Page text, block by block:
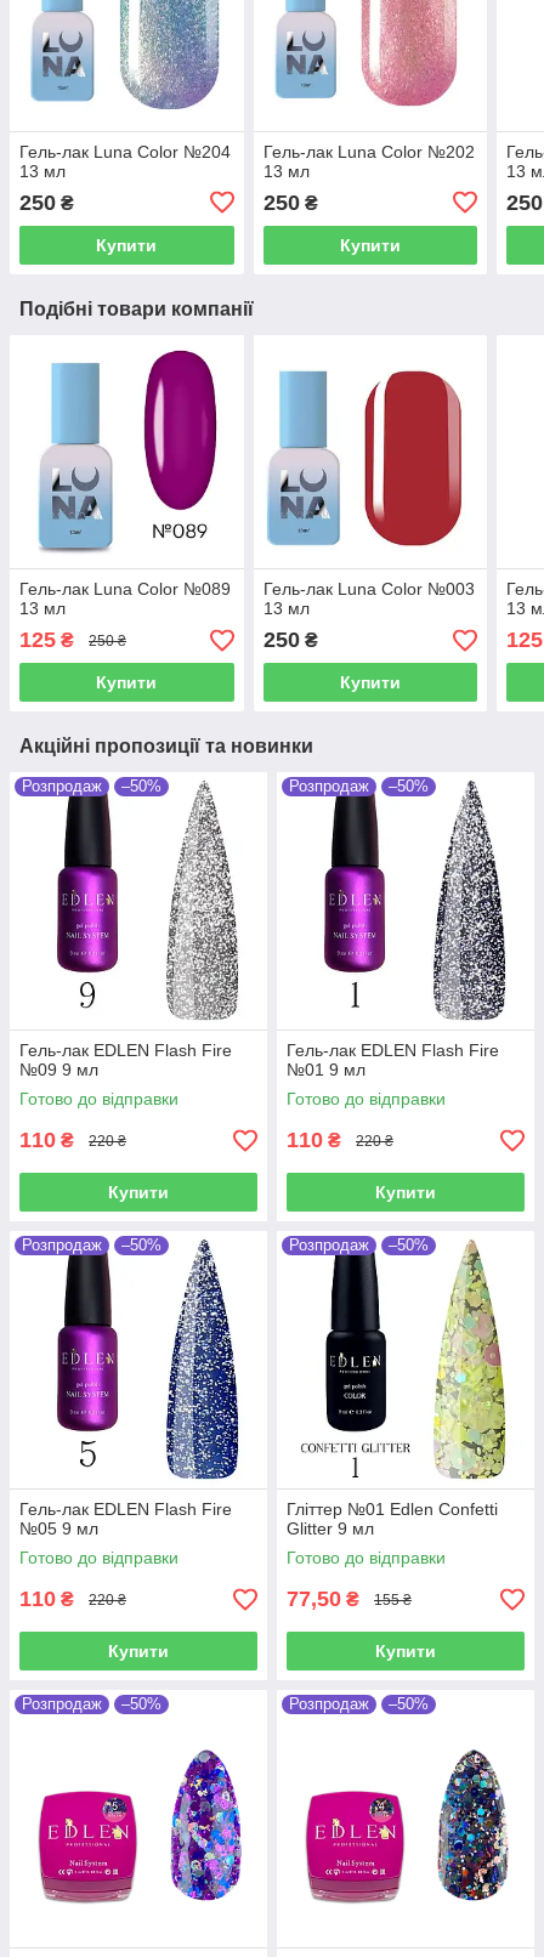
Гель-лак Luna Color №204
13 мл
250 ₴
Купити
Гель-лак Luna Color №202
13 мл
250₴
Купити
13
250
Подібні товари компанії
Гель-лак Luna Color №089
13 мл
125 ₴ 250 ₴
Купити
Гель-лак Luna Color №003
13 мл
250₴
Купити
13
125
Акційні пропозиції та новинки
Розпродаж –50%
Гель-лак EDLEN Flash Fire
№09 9 мл
Готово до відправки
110 ₴ 220 ₴
Купити
Розпродаж –50%
Гель-лак EDLEN Flash Fire
№01 9 мл
Готово до відправки
110 ₴ 220 ₴
Купити
Розпродаж –50%
Гель-лак EDLEN Flash Fire
№05 9 мл
Готово до відправки
110 ₴ 220 ₴
Купити
Розпродаж –50%
Гліттер №01 Edlen Confetti
Glitter 9 мл
Готово до відправки
77,50 ₴ 155 ₴
Купити
Розпродаж –50% Розпродаж –50%